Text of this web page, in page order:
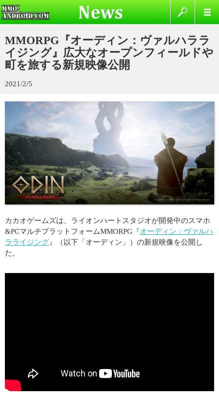
MMORPG『オーディン：ヴァルハララ
イジング』広大なオープンフィールドや
町を旅する新規映像公開
2021/2/5
カカオゲームズは、ライオンハートスタジオが開発中のスマホ
&PCマルチプラットフォームMMORPG『オーディン：ヴァルハ
ラライジング』（以下「オーディン」）の新規映像を公開し
た。